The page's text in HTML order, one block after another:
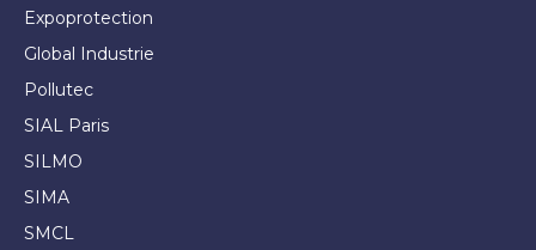
Expoprotection
Global Industrie
Pollutec
SIAL Paris
SILMO
SIMA
SMCL